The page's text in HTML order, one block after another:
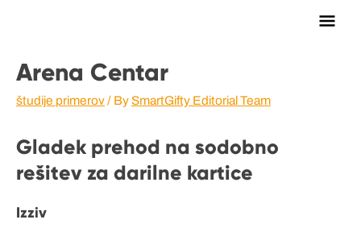
Main
Arena Centar
študije primerov/ BySmartGifty Editorial Team
Gladek prehod na sodobno
rešitev za darilne kartice
Izziv